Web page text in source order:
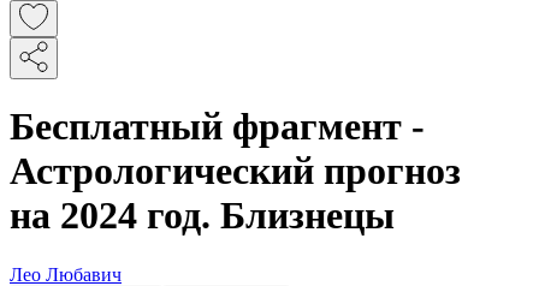
Бесплатный фрагмент -
Астрологический прогноз
на 2024 год. Близнецы
Лео Любавич